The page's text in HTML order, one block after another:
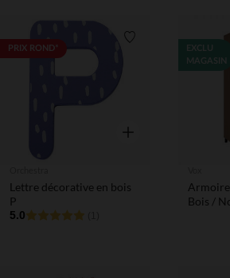
PRIX ROND* Liste de souhaits
Aperçu rapide
Lettre décorative en bois
P
5.0
EXCLU
MAGASIN
Bois /